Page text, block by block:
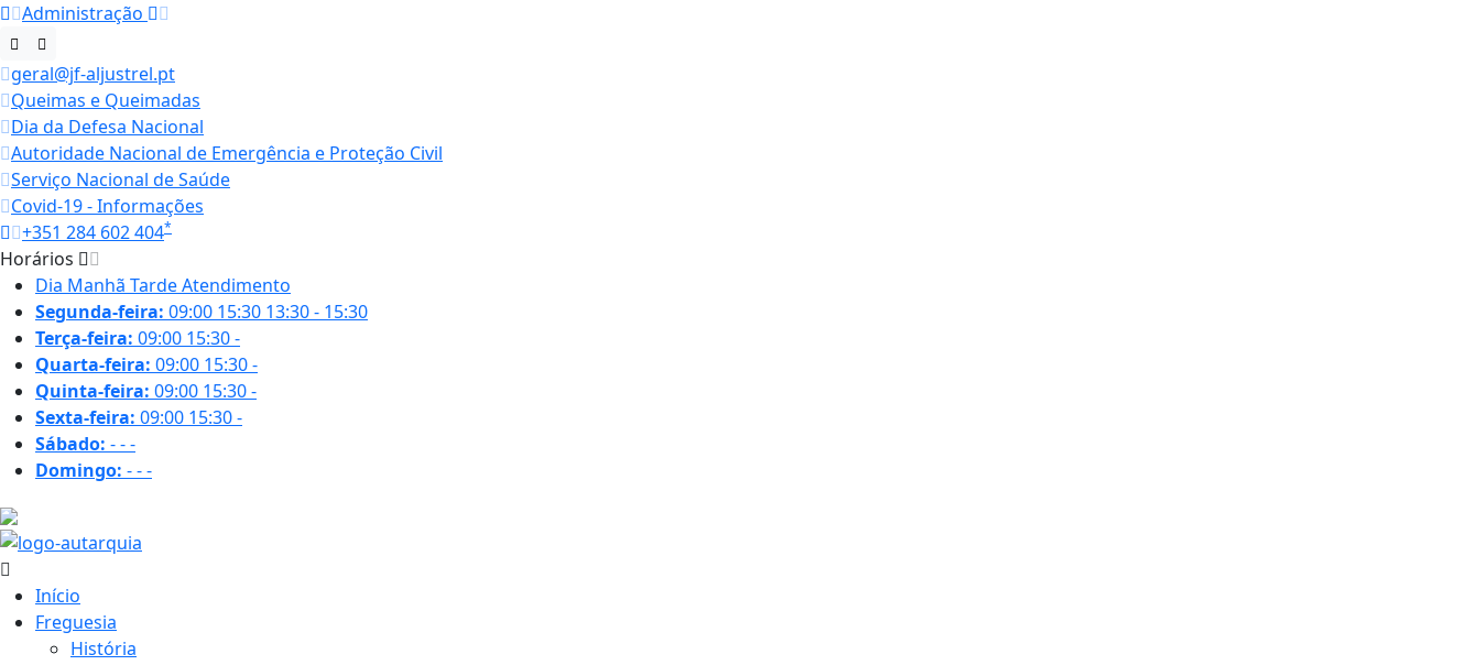
Administração
geral@jf-aljustrel.pt
Queimas e Queimadas
Dia da Defesa Nacional
Autoridade Nacional de Emergência e Proteção Civil
Serviço Nacional de Saúde
Covid-19 - Informações
+351 284 602 404*
Horários
Dia Manhã TardeAtendimento
Segunda-feira: 09:00 15:30 13:30 - 15:30
Terça-feira: 09:00 15:30-
Quarta-feira: 09:00 15:30-
Quinta-feira: 09:00 15:30-
Sexta-feira: 09:00 15:30-
Sábado: ---
Domingo: ---
Início
Freguesia
História